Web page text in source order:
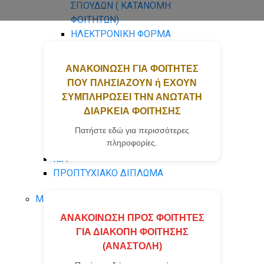
ΣΠΟΥΔΩΝ ( ΚΑΤΑΝΟΜΗ
ΦΟΙΤΗΤΩΝ)
ΗΛΕΚΤΡΟΝΙΚΗ ΦΟΡΜΑ
ΚΑΤΑΤΑΚΤΗΡΙΕΣ ΕΞΕΤΑΣΕΙΣ
ΟΔΗΓΟΣ ΣΠΟΥΔΩΝ
ΠΡΑΚΤΙΚΗ ΑΣΚΗΣΗ
ΦΟΙΤΗΤΩΝ
ΚΙΝΗΤΙΚΟΤΗΤΑ ERASMUS +
ACCA ACCELERATE
ICA
ΠΡΟΠΤΥΧΙΑΚΟ ΔΙΠΛΩΜΑ
ΜΕΤΑΠΤΥΧΙΑΚΑ
ΠΜΣ Διοίκηση Επιχειρήσεων -
Master in Business
Administration (M.B.A.)
ΑΝΑΚΟΙΝΩΣΗ ΓΙΑ ΦΟΙΤΗΤΕΣ
ΠΟΥ ΠΛΗΣΙΑΖΟΥΝ ή ΕΧΟΥΝ
ΣΥΜΠΛΗΡΩΣΕΙ ΤΗΝ ΑΝΩΤΑΤΗ
ΔΙΑΡΚΕΙΑ ΦΟΙΤΗΣΗΣ
Πατήστε εδώ για περισσότερες
πληροφορίες.
ΑΝΑΚΟΙΝΩΣΗ ΠΡΟΣ ΦΟΙΤΗΤΕΣ
ΓΙΑ ΔΙΑΚΟΠΗ ΦΟΙΤΗΣΗΣ
(ΑΝΑΣΤΟΛΗ)